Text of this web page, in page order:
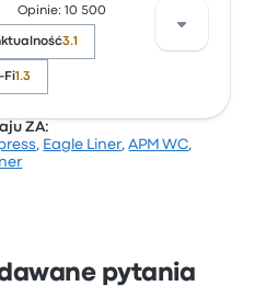
wyjazdu, ale często
5Opinie: 10 500
3.1
Fi1.3
firma otrzymała w
ZA:
, Eagle Liner,APM WC,
pytania